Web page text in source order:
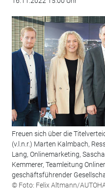
Freuen sich über die
(v.l.n.r.) Marten Kalmbach,
Lang, Onlinemarketing,
Kemmerer, Teamleitung
geschäftsführender
© Foto: Felix Altmann/